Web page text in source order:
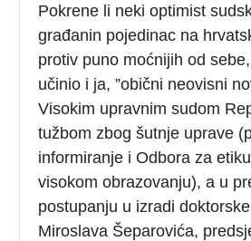
Pokrene li neki optimist
građanin pojedinac na
protiv puno moćnijih od
učinio i ja, ”obični neovisni
Visokim upravnim sudom
tužbom zbog šutnje uprave
informiranje i Odbora za
visokom obrazovanju), a u
postupanju u izradi
Miroslava Šeparovića,